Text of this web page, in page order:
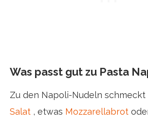
Was passt gut zu Pasta
Zu den Napoli-Nudeln schmeckt
Salat , etwas Mozzarellabrot